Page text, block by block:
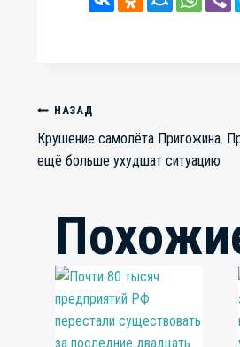
по
записям
НАЗАД
Крушение самолёта Пригожина.
ещё больше ухудшат ситуацию